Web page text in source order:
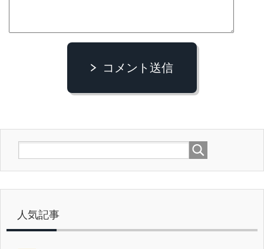
コメント送信
人気記事